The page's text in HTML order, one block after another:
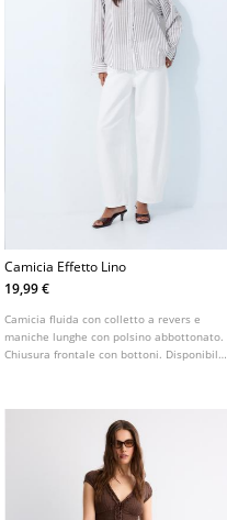
Camicia Effetto Lino
19,99 €
Camicia fluida con colletto a revers e
maniche lunghe con polsino abbottonato.
Chiusura frontale con bottoni. Disponibile